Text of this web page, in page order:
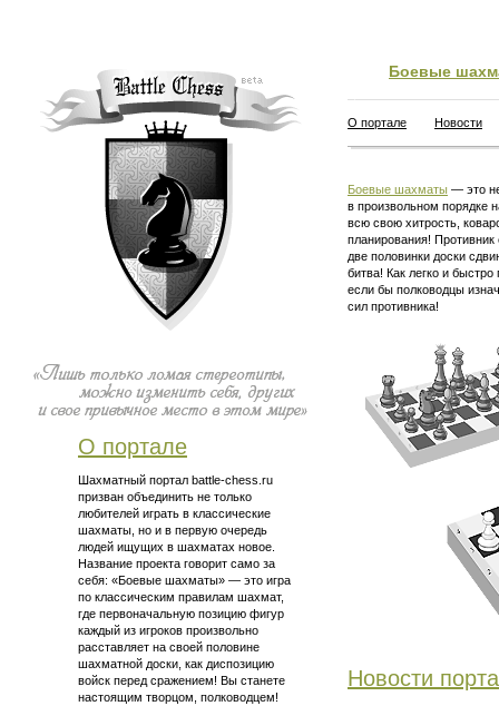
О портале
Шахматный портал battle-chess.ru
призван объединить не только
любителей играть в классические
шахматы, но и в первую очередь
людей ищущих в шахматах новое.
Название проекта говорит само за
себя: «Боевые шахматы» — это игра
по классическим правилам шахмат,
где первоначальную позицию фигур
каждый из игроков произвольно
расставляет на своей половине
шахматной доски, как диспозицию
войск перед сражением! Вы станете
настоящим творцом, полководцем!
Боевые
О портале Новости
Боевые шахматы — это
в произвольном порядке
всю свою хитрость,
планирования!
две половинки доски
битва! Как легко и
если бы полководцы
сил противника!
Новости